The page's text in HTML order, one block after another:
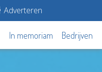
Adverteren
In memoriam Bedrijven